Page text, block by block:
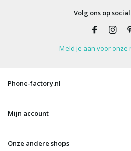
Volg ons op
Meld je aan voor onze
Phone-factory.nl
Mijn account
Onze andere shops